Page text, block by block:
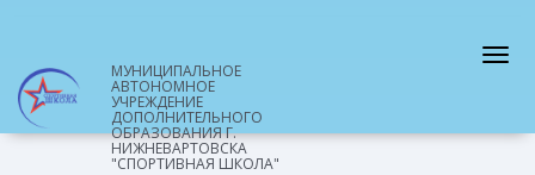
МУНИЦИПАЛЬНОЕ
АВТОНОМНОЕ
УЧРЕЖДЕНИЕ
ДОПОЛНИТЕЛЬНОГО
ОБРАЗОВАНИЯ Г.
НИЖНЕВАРТОВСКА
"СПОРТИВНАЯ ШКОЛА"